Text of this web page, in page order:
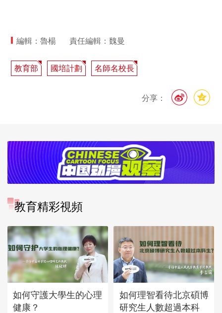
編輯：魯楊 責任編輯：魏曼
教育部 國培計劃 名師名校長
分享：
教育精彩視頻
如何守護大學生的心理
健康？
如何理智看待北京碩博
研究生人數超過本科